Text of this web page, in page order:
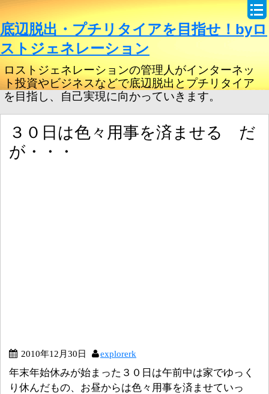
底辺脱出・プチリタイアを目指せ！byロ
ストジェネレーション
ロストジェネレーションの管理人がインターネッ
ト投資やビジネスなどで底辺脱出とプチリタイア
を目指し、自己実現に向かっていきます。
３０日は色々用事を済ませる だ
が・・・
2010年12月30日 explorerk
年末年始休みが始まった３０日は午前中は家でゆっく
り休んだもの、お昼からは色々用事を済ませていっ